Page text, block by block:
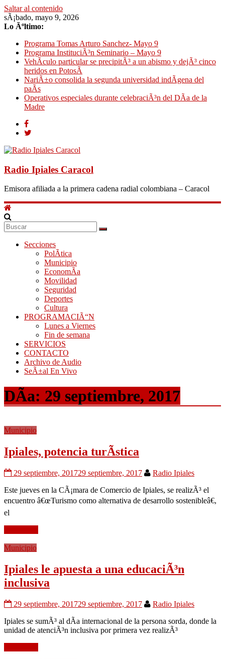
Saltar al contenido
sÃ¡bado, mayo 9, 2026
Lo Ãºltimo:
Programa Tomas Arturo Sanchez- Mayo 9
Programa InstituciÃ³n Seminario – Mayo 9
VehÃ­culo particular se precipitÃ³ a un abismo y dejÃ³ cinco
heridos en PotosÃ­
NariÃ±o consolida la segunda universidad indÃ­gena del
paÃ­s
Operativos especiales durante celebraciÃ³n del DÃ­a de la
Madre
Radio Ipiales Caracol
Emisora afiliada a la primera cadena radial colombiana – Caracol
Secciones
PolÃ­tica
Municipio
EconomÃ­a
Movilidad
Seguridad
Deportes
Cultura
PROGRAMACIÃ“N
Lunes a Viernes
Fin de semana
SERVICIOS
CONTACTO
Archivo de Audio
SeÃ±al En Vivo
DÃ­a: 29 septiembre, 2017
Municipio
Ipiales, potencia turÃ­stica
29 septiembre, 201729 septiembre, 2017
Radio Ipiales
Este jueves en la CÃ¡mara de Comercio de Ipiales, se realizÃ³ el
encuentro â€œTurismo como alternativa de desarrollo sostenibleâ€,
el
Municipio
Ipiales le apuesta a una educaciÃ³n
inclusiva
29 septiembre, 201729 septiembre, 2017
Radio Ipiales
Ipiales se sumÃ³ al dÃ­a internacional de la persona sorda, donde la
unidad de atenciÃ³n inclusiva por primera vez realizÃ³